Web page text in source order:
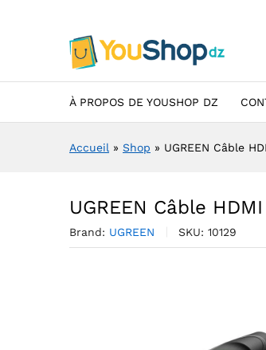
À PROPOS DE YOUSHOP DZ
Accueil » Shop » UGREEN Câble
UGREEN Câble
Brand: UGREEN SKU: 10129